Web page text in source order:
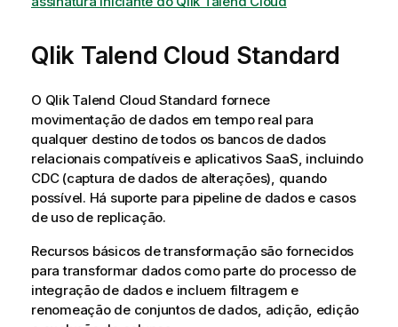
Qlik Talend Cloud Standard
O Qlik Talend Cloud Standard fornece
movimentação de dados em tempo real para
qualquer destino de todos os bancos de dados
relacionais compatíveis e aplicativos SaaS, incluindo
CDC (captura de dados de alterações), quando
possível. Há suporte para pipeline de dados e casos
de uso de replicação.
Recursos básicos de transformação são fornecidos
paratransformar dados como parte do processo de
integraçãode dados e incluem filtragem e
renomeação de conjuntos de dados, adição, edição